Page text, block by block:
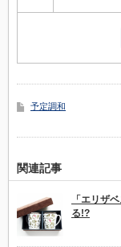
予定調和
関連記事
「エリザ
る!?